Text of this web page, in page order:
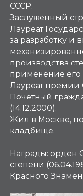
СССР.
Заслуженный
Лауреат
за разработку и
производства
применение его
Лауреат премии
Почётный
(14.12.2000).
Жил в Москве,
кладбище.
Награды: орден
степени
Красного